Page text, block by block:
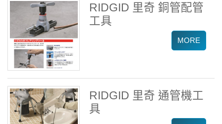
RIDGID 里奇 銅管配管
工具
RIDGID 里奇 通管機工
具